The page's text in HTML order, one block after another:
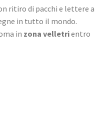
ritiro di pacchi e lettere a
in tutto il mondo.
in zona velletrientro